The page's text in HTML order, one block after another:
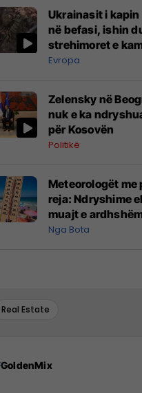
Ukrainasit i
në befasi, ishin
strehimoret e
Evropa
Zelensky në
nuk e ka
për Kosovën
Politikë
Meteorologët me
reja: Ndryshime
muajt e
pazakontë
Nga Bota
Real Estate
GoldenMix